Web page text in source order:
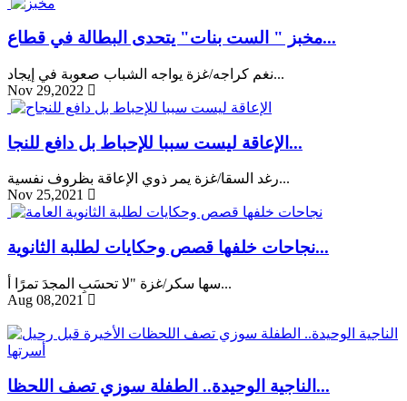
مخبز " الست بنات" يتحدى البطالة في قطاع...
نغم كراجه/غزة يواجه الشباب صعوبة في إيجاد...
Nov 29,2022
الإعاقة ليست سببا للإحباط بل دافع للنجا...
رغد السقا/غزة يمر ذوي الإعاقة بظروف نفسية...
Nov 25,2021
نجاحات خلفها قصص وحكايات لطلبة الثانوية...
سها سكر/غزة "لا تحسَبِ المجدَ تمرًا أ...
Aug 08,2021
الناجية الوحيدة.. الطفلة سوزي تصف اللحظا...